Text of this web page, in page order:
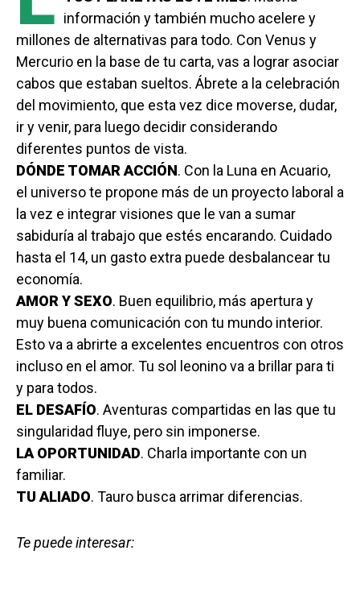
información y también mucho acelere y
millones de alternativas para todo. Con Venus y
Mercurio en la base de tu carta, vas a lograr asociar
cabos que estaban sueltos. Ábrete a la celebración
del movimiento, que esta vez dice moverse, dudar,
ir y venir, para luego decidir considerando
diferentes puntos de vista.
DÓNDE TOMAR ACCIÓN. Con la Luna en Acuario,
el universo te propone más de un proyecto laboral a
la vez e integrar visiones que le van a sumar
sabiduría al trabajo que estés encarando. Cuidado
hasta el 14, un gasto extra puede desbalancear tu
economía.
AMOR Y SEXO. Buen equilibrio, más apertura y
muy buena comunicación con tu mundo interior.
Esto va a abrirte a excelentes encuentros con otros
incluso en el amor. Tu sol leonino va a brillar para ti
y para todos.
EL DESAFÍO. Aventuras compartidas en las que tu
singularidad fluye, pero sin imponerse.
LA OPORTUNIDAD. Charla importante con un
familiar.
TU ALIADO. Tauro busca arrimar diferencias.
Te puede interesar: